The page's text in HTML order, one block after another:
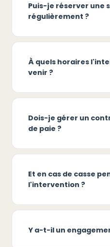
Puis-je réserver une
régulièrement ?
À quels horaires
venir ?
Dois-je gérer un
de paie ?
Et en cas de casse
l'intervention ?
Y a-t-il un